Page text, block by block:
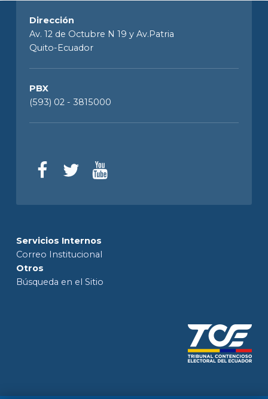
Dirección
Av. 12 de Octubre N 19 y Av.Patria
Quito-Ecuador
PBX
(593) 02 - 3815000
Servicios Internos
Correo Institucional
Otros
Búsqueda en el Sitio